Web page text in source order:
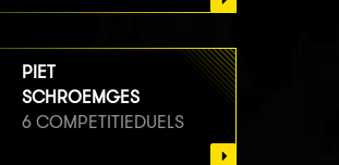
PIET
SCHROEMGES
6 COMPETITIEDUELS